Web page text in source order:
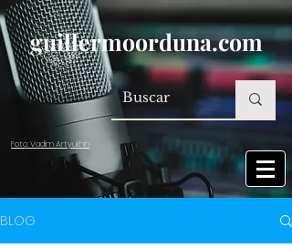
guillermoorduna.com
Foto: Vadim Artyukhin
BLOG